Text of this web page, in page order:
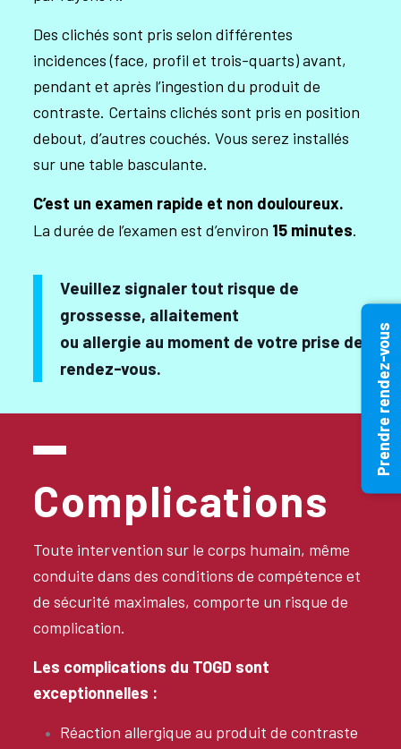
Des clichés sont pris selon différentes
incidences (face, profil et trois-quarts) avant,
pendant et après l’ingestion du produit de
contraste. Certains clichés sont pris en position
debout, d’autres couchés. Vous serez installés
sur une table basculante.
C’est un examen rapide et non douloureux.
La durée de l’examen est d’environ 15 minutes.
Veuillez signaler tout risque de
grossesse, allaitement
ou allergie au moment de votre prise de
rendez-vous.
Complications
Toute intervention sur le corps humain, même
conduite dans des conditions de compétence et
de sécurité maximales, comporte un risque de
complication.
Les complications du TOGD sont
exceptionnelles :
Réaction allergique au produit de contraste
Prendre rendez-vous